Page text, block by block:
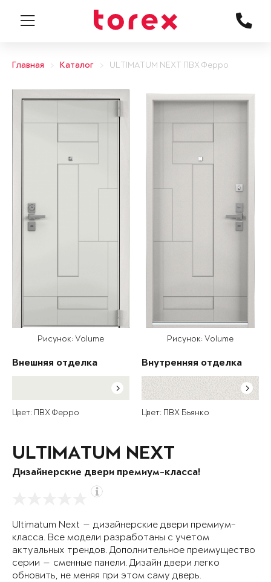
Главная Каталог ULTIMATUM NEXT ПВХ Ферро
Рисунок: Volume
Внешняя отделка
Цвет: ПВХ Ферро
Рисунок: Volume
Внутренняя отделка
Цвет: ПВХ Бьянко
ULTIMATUM NEXT
Дизайнерские двери премиум-класса!
Ultimatum Next — дизайнерские двери премиум-
класса. Все модели разработаны с учетом
актуальных трендов. Дополнительное преимущество
серии — сменные панели. Дизайн двери легко
обновить, не меняя при этом саму дверь.